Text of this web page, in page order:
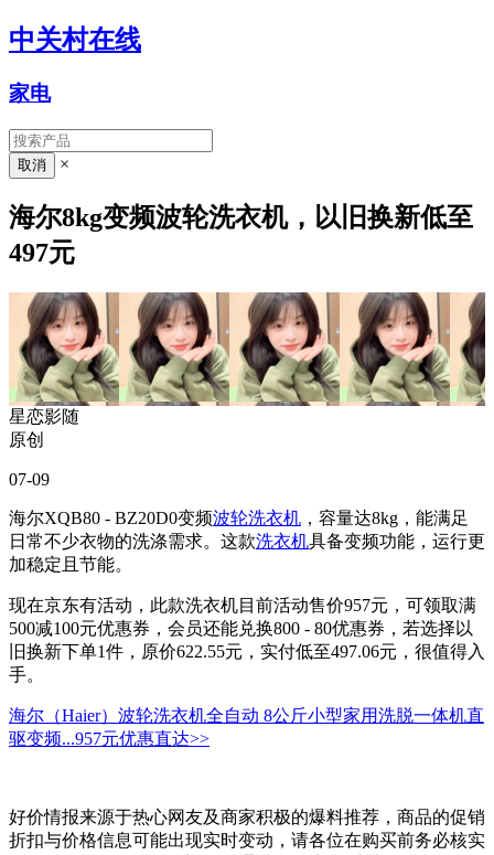
中关村在线
家电
×
海尔8kg变频波轮洗衣机，以旧换新低至
497元
星恋影随
原创
07-09
海尔XQB80 - BZ20D0变频波轮洗衣机 ，容量达8kg，能满足
日常不少衣物的洗涤需求。这款洗衣机具备变频功能，运行更
加稳定且节能。
现在京东有活动，此款洗衣机目前活动售价957元，可领取满
500减100元优惠券，会员还能兑换800 - 80优惠券，若选择以
旧换新下单1件，原价622.55元，实付低至497.06元，很值得入
手。
海尔（Haier）波轮洗衣机全自动 8公斤小型家用洗脱一体机直
驱变频...957元优惠直达>>
好价情报来源于热心网友及商家积极的爆料推荐，商品的促销
折扣与价格信息可能出现实时变动，请各位在购买前务必核实